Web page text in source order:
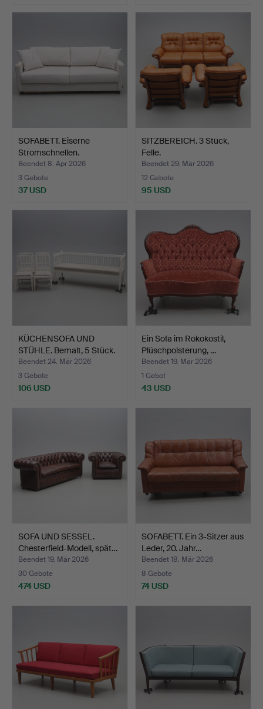
SOFABETT. Eiserne
Stromschnellen.
Beendet 8. Apr 2026
3 Gebote
37 USD
SITZBEREICH. 3 Stück,
Felle.
Beendet 29. Mär 2026
12 Gebote
95 USD
KÜCHENSOFA UND
STÜHLE. Bemalt, 5 Stück.
Beendet 24. Mär 2026
3 Gebote
106 USD
Ein Sofa im Rokokostil,
Plüschpolsterung, …
Beendet 19. Mär 2026
1 Gebot
43 USD
SOFA UND SESSEL.
Chesterfield-Modell, spät…
Beendet 19. Mär 2026
30 Gebote
474 USD
SOFABETT. Ein 3-Sitzer aus
Leder, 20. Jahr…
Beendet 18. Mär 2026
8 Gebote
74 USD